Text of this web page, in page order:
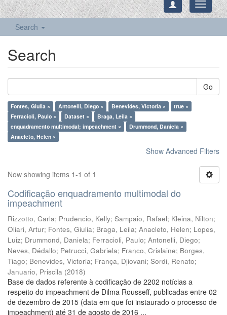
Toggle
Search
Search
Go
Fontes, Giulia × Antonelli, Diego × Benevides, Victoria ×
true ×
Ferracioli, Paulo ×
Dataset ×
Braga, Leila ×
enquadramento multimodal; impeachment ×
Drummond, Daniela ×
Anacleto, Helen ×
Show Advanced Filters
Now showing items 1-1 of 1
Codificação enquadramento multimodal do
impeachment
Rizzotto, Carla; Prudencio, Kelly; Sampaio, Rafael; Kleina, Nilton;
Oliari, Artur; Fontes, Giulia; Braga, Leila; Anacleto, Helen; Lopes,
Luiz; Drummond, Daniela; Ferracioli, Paulo; Antonelli, Diego;
Neves, Dédallo; Petrucci, Gabriela; Franco, Crislaine; Borges,
Tiago; Benevides, Victoria; França, Djiovani; Sordi, Renato;
Januario, Priscila (2018)
Base de dados referente à codificação de 2202 notícias a
respeito do impeachment de Dilma Rousseff, publicadas entre 02
de dezembro de 2015 (data em que foi instaurado o processo de
impeachment) até 31 de agosto de 2016 ...